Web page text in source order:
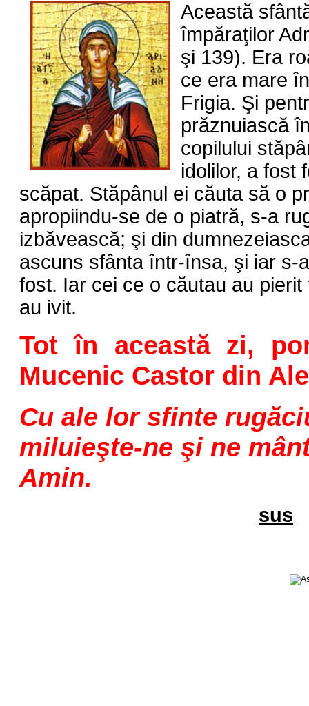
Această
împăraţilor
şi 139). Era
ce era mare
Frigia. Şi
prăznuiască
copilului
idolilor, a fost
scăpat. Stăpânul ei căuta să o
apropiindu-se de o piatră, s-a
izbăvească; şi din
ascuns sfânta într-însa, şi iar s-
fost. Iar cei ce o căutau au
au ivit.
Tot în această zi,
Mucenic Castor din
Cu ale lor sfinte
miluieşte-ne şi ne
Amin.
sus